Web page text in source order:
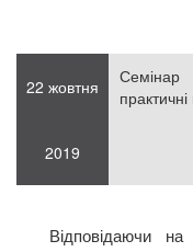
22 жовтня
2019
Відповідаючи